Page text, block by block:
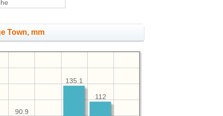
Town, mm
112
135.1
90.9